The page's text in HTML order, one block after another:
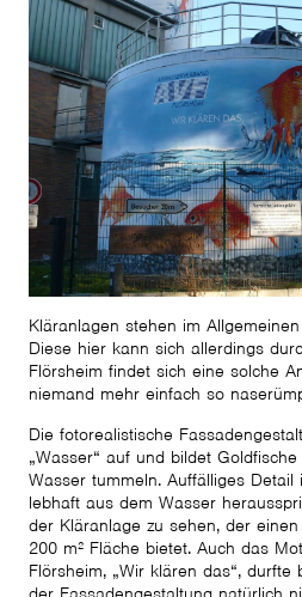
Kläranlagen stehen im
Diese hier kann sich allerdings
Flörsheim findet sich eine solche
niemand mehr einfach so
Die fotorealistische
„Wasser“ auf und bildet
Wasser tummeln. Auffälliges
lebhaft aus dem Wasser
der Kläranlage zu sehen, der
200 m² Fläche bietet. Auch das
Flörsheim, „Wir klären das“, durfte